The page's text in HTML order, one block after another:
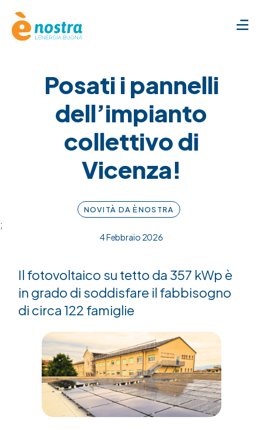
Posati i pannelli
dell’impianto
collettivo di
Vicenza!
NOVITÀ DA ÈNOSTRA
;
4 Febbraio 2026
Il fotovoltaico su tetto da 357 kWp è
in grado di soddisfare il fabbisogno
di circa 122 famiglie